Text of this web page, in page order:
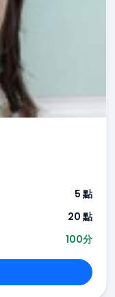
5 點
20 點
100分